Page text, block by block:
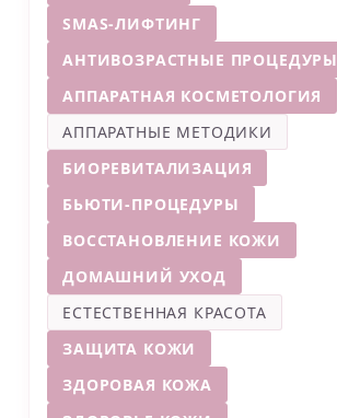
SMAS-ЛИФТИНГ
АНТИВОЗРАСТНЫЕ ПРОЦЕДУРЫ
АППАРАТНАЯ КОСМЕТОЛОГИЯ
АППАРАТНЫЕ МЕТОДИКИ
БИОРЕВИТАЛИЗАЦИЯ
БЬЮТИ-ПРОЦЕДУРЫ
ВОССТАНОВЛЕНИЕ КОЖИ
ДОМАШНИЙ УХОД
ЕСТЕСТВЕННАЯ КРАСОТА
ЗАЩИТА КОЖИ
ЗДОРОВАЯ КОЖА